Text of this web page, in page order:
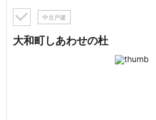
中古戸建
大和町しあわせの杜